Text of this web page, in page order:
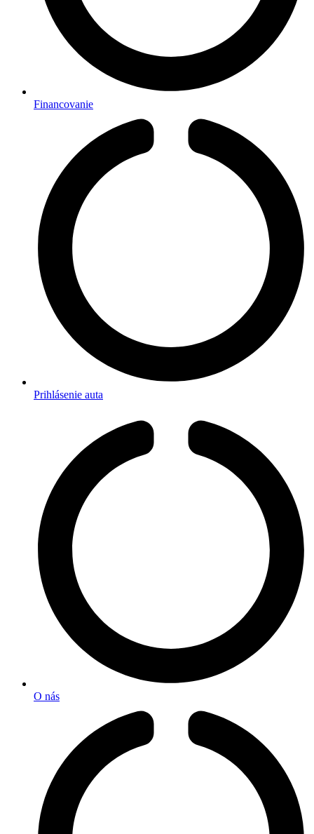
Financovanie
Prihlásenie auta
O nás